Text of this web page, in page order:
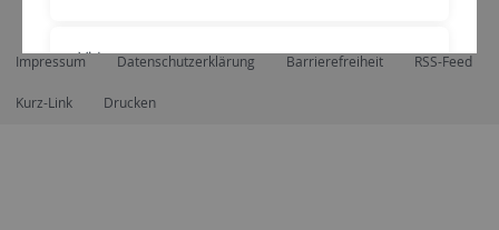
Impressum Datenschutzerklärung Barrierefreiheit RSS-Feed
Kurz-Link Drucken
Videos